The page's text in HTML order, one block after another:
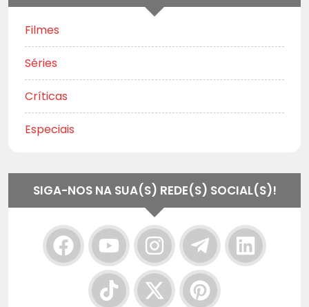
Filmes
Séries
Críticas
Especiais
SIGA-NOS NA SUA(S) REDE(S) SOCIAL(S)!